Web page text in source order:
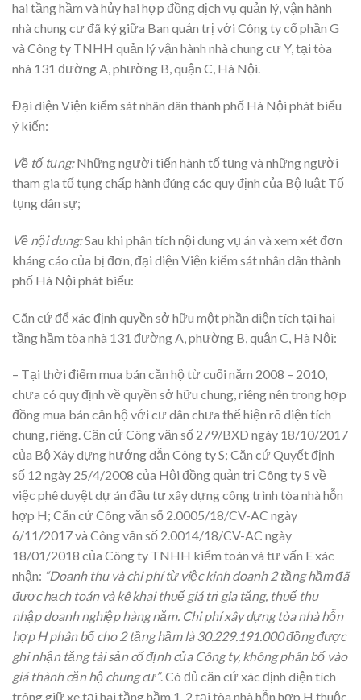
hai tầng hầm và hủy hai hợp đồng dịch vụ quản lý, vận hành
nhà chung cư đã ký giữa Ban quản trị với Công ty cổ phần G
và Công ty TNHH quản lý vận hành nhà chung cư Y, tại tòa
nhà 131 đường A, phường B, quận C, Hà Nội.
Đại diện Viện kiểm sát nhân dân thành phố Hà Nội phát biểu
ý kiến:
Về tố tụng:Những người tiến hành tố tụng và những người
tham gia tố tụng chấp hành đúng các quy định của Bộ luật Tố
tụng dân sự;
Về nội dung:Sau khi phân tích nội dung vụ án và xem xét đơn
kháng cáo của bị đơn, đại diện Viện kiểm sát nhân dân thành
phố Hà Nội phát biểu:
Căn cứ để xác định quyền sở hữu một phần diện tích tại hai
tầng hầm tòa nhà 131 đường A, phường B, quận C, Hà Nội:
– Tại thời điểm mua bán căn hộ từ cuối năm 2008 – 2010,
chưa có quy định về quyền sở hữu chung, riêng nên trong hợp
đồng mua bán căn hộ với cư dân chưa thể hiện rõ diện tích
chung, riêng. Căn cứ Công văn số 279/BXD ngày 18/10/2017
của Bộ Xây dựng hướng dẫn Công ty S; Căn cứ Quyết định
số 12 ngày 25/4/2008 của Hội đồng quản trị Công ty S về
việc phê duyệt dự án đầu tư xây dựng công trình tòa nhà hỗn
hợp H; Căn cứ Công văn số 2.0005/18/CV-AC ngày
6/11/2017 và Công văn số 2.0014/18/CV-AC ngày
18/01/2018 của Công ty TNHH kiểm toán và tư vấn E xác
nhận: “Doanh thu và chi phí từ việc kinh doanh 2 tầng hầm đã
được hạch toán và kê khai thuế giá trị gia tăng, thuế thu
nhập doanh nghiệp hàng năm. Chi phí xây dựng tòa nhà hỗn
hợp H phân bổ cho 2 tầng hầm là 30.229.191.000 đồng được
ghi nhận tăng tài sản cố định của Công ty, không phân bổ vào
giá thành căn hộ chung cư”. Có đủ căn cứ xác định diện tích
trông giữ xe tại hai tầng hầm 1, 2 tại tòa nhà hỗn hợp H thuộc